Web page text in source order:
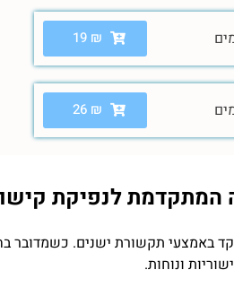
19 ₪
26 ₪
באמצעי תקשורת ישנים. כשמדובר
ונוחות.